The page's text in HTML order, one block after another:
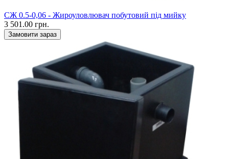
CЖ 0.5-0,06 - Жироуловлювач побутовий під мийку
3 501.00 грн.
Замовити зараз